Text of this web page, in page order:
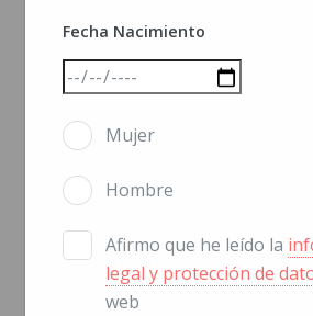
Vigilante
Explosivos
Fecha Nacimiento
Mujer
Hombre
Afirmo que he leído la
legal y protección de
web